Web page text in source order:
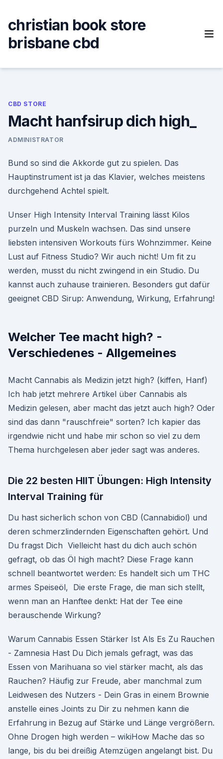
content
christian book store
brisbane cbd
CBD STORE
Macht hanfsirup dich high_
ADMINISTRATOR
Bund so sind die Akkorde gut zu spielen. Das
Hauptinstrument ist ja das Klavier, welches meistens
durchgehend Achtel spielt.
Unser High Intensity Interval Training lässt Kilos
purzeln und Muskeln wachsen. Das sind unsere
liebsten intensiven Workouts fürs Wohnzimmer. Keine
Lust auf Fitness Studio? Wir auch nicht! Um fit zu
werden, musst du nicht zwingend in ein Studio. Du
kannst auch zuhause trainieren. Besonders gut dafür
geeignet CBD Sirup: Anwendung, Wirkung, Erfahrung!
Welcher Tee macht high? -
Verschiedenes - Allgemeines
Macht Cannabis als Medizin jetzt high? (kiffen, Hanf)
Ich hab jetzt mehrere Artikel über Cannabis als
Medizin gelesen, aber macht das jetzt auch high? Oder
sind das dann "rauschfreie" sorten? Ich kapier das
irgendwie nicht und habe mir schon so viel zu dem
Thema hurchgelesen aber jeder sagt was anderes.
Die 22 besten HIIT Übungen: High Intensity
Interval Training für
Du hast sicherlich schon von CBD (Cannabidiol) und
deren schmerzlindernden Eigenschaften gehört. Und
Du fragst Dich Vielleicht hast du dich auch schön
gefragt, ob das Öl high macht? Diese Frage kann
schnell beantwortet werden: Es handelt sich um THC
armes Speiseöl, Die erste Frage, die man sich stellt,
wenn man an Hanftee denkt: Hat der Tee eine
berauschende Wirkung?
Warum Cannabis Essen Stärker Ist Als Es Zu Rauchen
- Zamnesia Hast Du Dich jemals gefragt, was das
Essen von Marihuana so viel stärker macht, als das
Rauchen? Häufig zur Freude, aber manchmal zum
Leidwesen des Nutzers - Dein Gras in einem Brownie
anstelle eines Joints zu Dir zu nehmen kann die
Erfahrung in Bezug auf Stärke und Länge vergrößern.
Ohne Drogen high werden – wikiHow Mache das so
lange, bis du bei dreißig Atemzügen angelangt bist. Du